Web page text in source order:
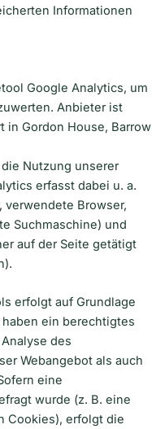
Informationen
Google Analytics, um
Anbieter ist
in Gordon House, Barrow
Nutzung unserer
erfasst dabei u. a.
verwendete Browser,
Suchmaschine) und
auf der Seite getätigt
erfolgt auf Grundlage
haben ein berechtigtes
des
Webangebot als auch
eine
wurde (z. B. eine
Cookies), erfolgt die